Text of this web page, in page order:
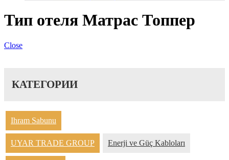
Тип отеля Матрас Топпер
Close
КАТЕГОРИИ
Ihram Sabunu
UYAR TRADE GROUP Enerji ve Güç Kabloları